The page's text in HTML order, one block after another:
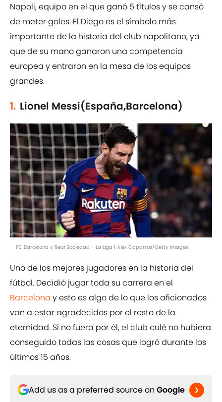
Napoli, equipo en el que ganó 5 títulos y se cansó
de meter goles. El Diego es el símbolo más
importante de la historia del club napolitano, ya
que de su mano ganaron una competencia
europea y entraron en la mesa de los equipos
grandes.
1. Lionel Messi(España,Barcelona)
FC Barcelona v Real Sociedad - La Liga | Alex Caparros/Getty Images
Uno de los mejores jugadores en la historia del
fútbol. Decidió jugar toda su carrera en el
Barcelona y esto es algo de lo que los aficionados
van a estar agradecidos por el resto de la
eternidad. Si no fuera por él, el club culé no hubiera
conseguido todas las cosas que logró durante los
últimos 15 años.
Add us as a preferred source on Google